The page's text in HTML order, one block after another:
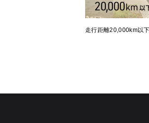
走行距離20,000km以下